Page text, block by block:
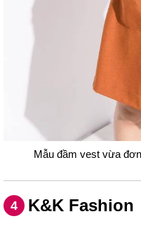
Mẫu đầm vest vừa
4 K&K Fashion